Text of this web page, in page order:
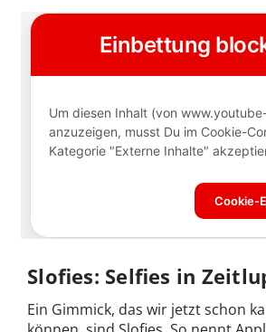
Slofies: Selfies in
Ein Gimmick, das wir jetzt schon